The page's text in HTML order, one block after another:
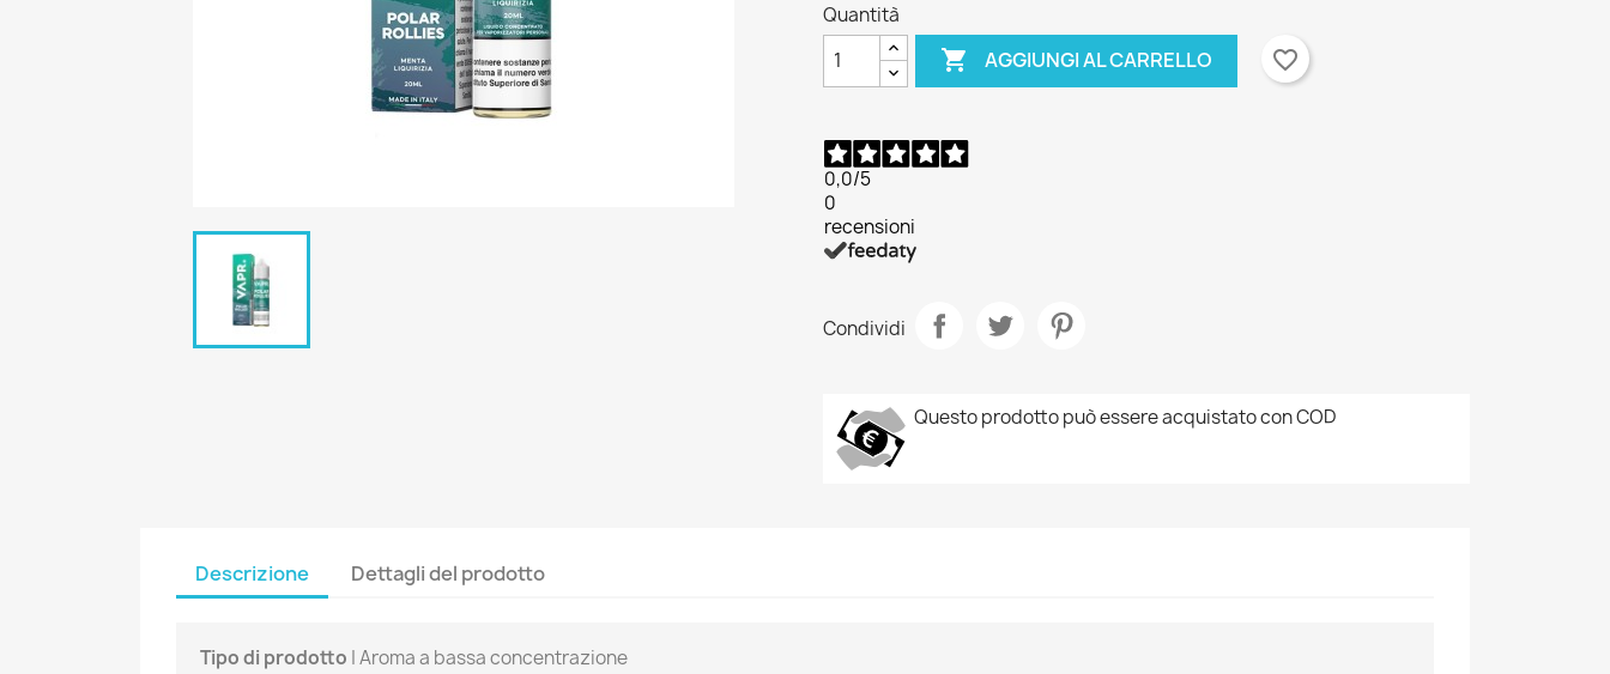
Quantità
 AGGIUNGI AL CARRELLO favorite_border
0,0/5
0
recensioni
Condividi
Questo prodotto può essere acquistato con COD
Descrizione Dettagli del prodotto
Tipo di prodotto | Aroma a bassa concentrazione